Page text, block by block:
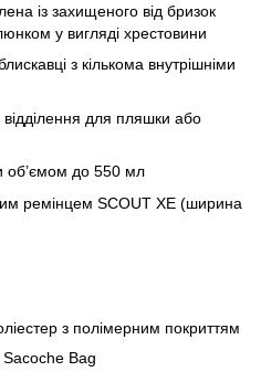
із захищеного від бризок
у вигляді хрестовини
з кількома внутрішніми
для пляшки або
об’ємом до 550 мл
ремінцем SCOUT XE (ширина
з полімерним покриттям
Bag